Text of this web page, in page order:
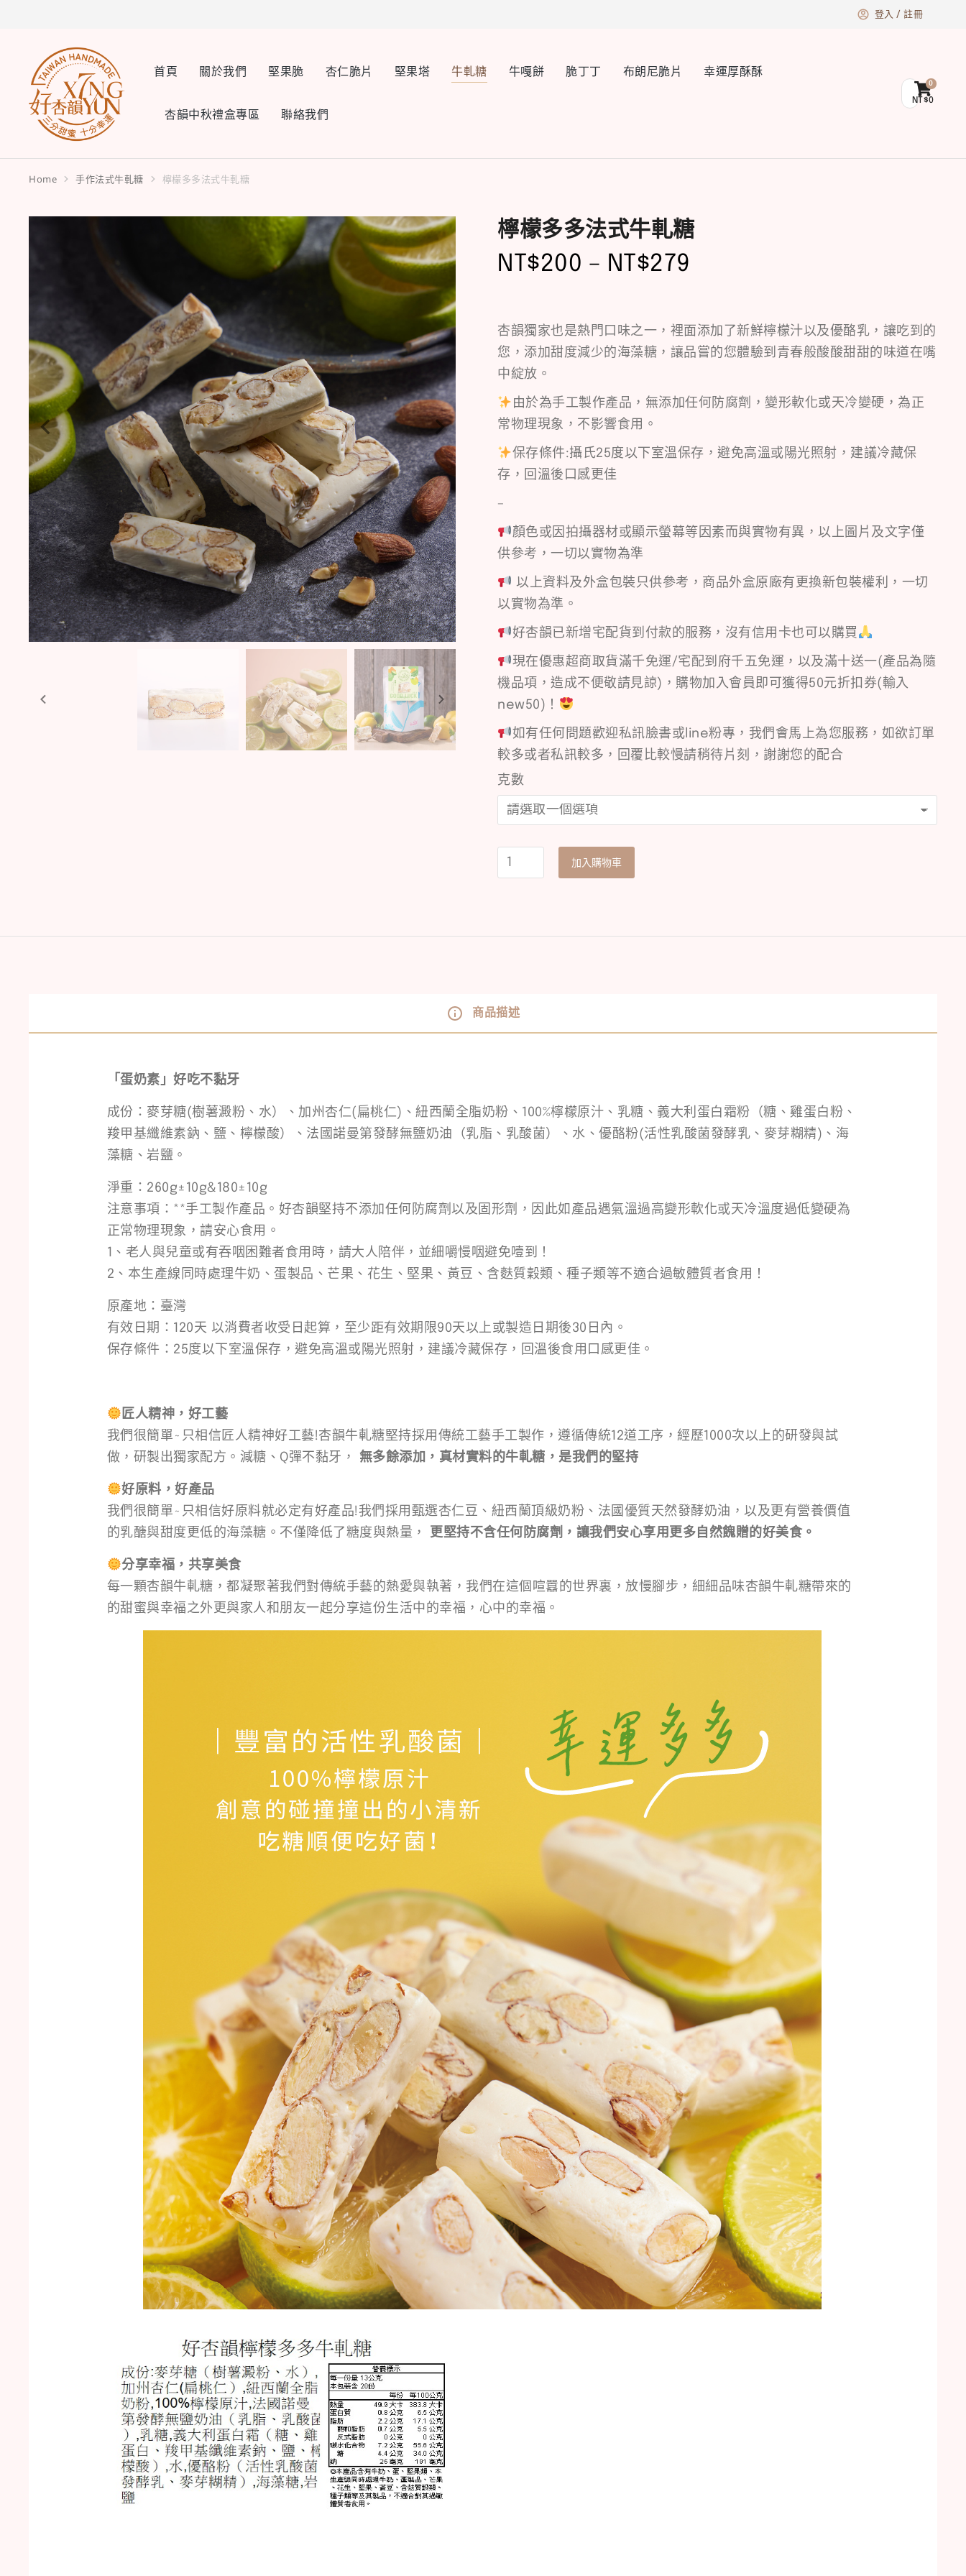
登入 / 註冊
首頁 關於我們 堅果脆 杏仁脆片 堅果塔 牛軋糖 牛嘎餅 脆丁丁 布朗尼脆片 幸運厚酥酥
杏韻中秋禮盒專區 聯絡我們
NT$0
You are here:
Home 手作法式牛軋糖 檸檬多多法式牛軋糖
檸檬多多法式牛軋糖
NT$200 – NT$279
杏韻獨家也是熱門口味之一，裡面添加了新鮮檸檬汁以及優酪乳，讓吃到的
您，添加甜度減少的海藻糖，讓品嘗的您體驗到青春般酸酸甜甜的味道在嘴
中綻放。
由於為手工製作產品，無添加任何防腐劑，變形軟化或天冷變硬，為正
常物理現象，不影響食用。
保存條件:攝氏25度以下室溫保存，避免高溫或陽光照射，建議冷藏保
存，回溫後口感更佳
–
顏色或因拍攝器材或顯示螢幕等因素而與實物有異，以上圖片及文字僅
供參考，一切以實物為準
以上資料及外盒包裝只供參考，商品外盒原廠有更換新包裝權利，一切
以實物為準。
好杏韻已新增宅配貨到付款的服務，沒有信用卡也可以購買
現在優惠超商取貨滿千免運/宅配到府千五免運，以及滿十送一(產品為隨
機品項，造成不便敬請見諒)，購物加入會員即可獲得50元折扣券(輸入
new50)！
如有任何問題歡迎私訊臉書或line粉專，我們會馬上為您服務，如欲訂單
較多或者私訊較多，回覆比較慢請稍待片刻，謝謝您的配合
克數
加入購物車
商品描述
「蛋奶素」好吃不黏牙
成份：麥芽糖(樹薯澱粉、水）、加州杏仁(扁桃仁)、紐西蘭全脂奶粉、100%檸檬原汁、乳糖、義大利蛋白霜粉（糖、雞蛋白粉、
羧甲基纖維素鈉、鹽、檸檬酸）、法國諾曼第發酵無鹽奶油（乳脂、乳酸菌）、水、優酪粉(活性乳酸菌發酵乳、麥芽糊精)、海
藻糖、岩鹽。
淨重：260g±10g&180±10g
注意事項：**手工製作產品。好杏韻堅持不添加任何防腐劑以及固形劑，因此如產品遇氣溫過高變形軟化或天冷溫度過低變硬為
正常物理現象，請安心食用。
1、老人與兒童或有吞咽困難者食用時，請大人陪伴，並細嚼慢咽避免噎到！
2、本生產線同時處理牛奶、蛋製品、芒果、花生、堅果、黃豆、含麩質穀類、種子類等不適合過敏體質者食用！
原產地：臺灣
有效日期：120天 以消費者收受日起算，至少距有效期限90天以上或製造日期後30日內。
保存條件：25度以下室溫保存，避免高溫或陽光照射，建議冷藏保存，回溫後食用口感更佳。
匠人精神，好工藝
我們很簡單~只相信匠人精神好工藝!杏韻牛軋糖堅持採用傳統工藝手工製作，遵循傳統12道工序，經歷1000次以上的研發與試
做，研製出獨家配方。減糖、Q彈不黏牙， 無多餘添加，真材實料的牛軋糖，是我們的堅持
好原料，好產品
我們很簡單~只相信好原料就必定有好產品!我們採用甄選杏仁豆、紐西蘭頂級奶粉、法國優質天然發酵奶油，以及更有營養價值
的乳醣與甜度更低的海藻糖。不僅降低了糖度與熱量， 更堅持不含任何防腐劑，讓我們安心享用更多自然餽贈的好美食。
分享幸福，共享美食
每一顆杏韻牛軋糖，都凝聚著我們對傳統手藝的熱愛與執著，我們在這個喧囂的世界裏，放慢腳步，細細品味杏韻牛軋糖帶來的
的甜蜜與幸福之外更與家人和朋友一起分享這份生活中的幸福，心中的幸福。